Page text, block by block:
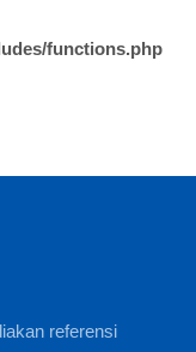
functions.php
referensi